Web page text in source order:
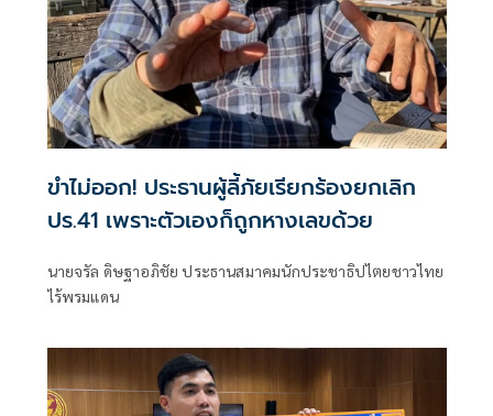
ขำไม่ออก! ประธานผู้ลี้ภัยเรียกร้องยกเลิก
ปร.41 เพราะตัวเองก็ถูกหางเลขด้วย
นายจรัล ดิษฐาอภิชัย ประธานสมาคมนักประชาธิปไตยชาวไทย
ไร้พรมแดน